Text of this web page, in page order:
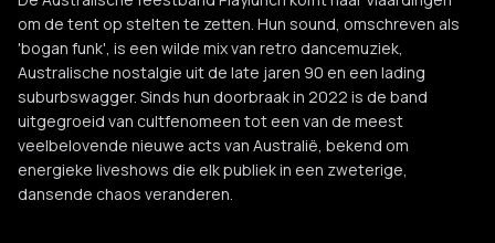
om de tent op stelten te zetten. Hun sound, omschreven als
'bogan funk', is een wilde mix van retro dancemuziek,
Australische nostalgie uit de late jaren 90 en een lading
suburbswagger. Sinds hun doorbraak in 2022 is de band
uitgegroeid van cultfenomeen tot een van de meest
veelbelovende nieuwe acts van Australië, bekend om
energieke liveshows die elk publiek in een zweterige,
dansende chaos veranderen.